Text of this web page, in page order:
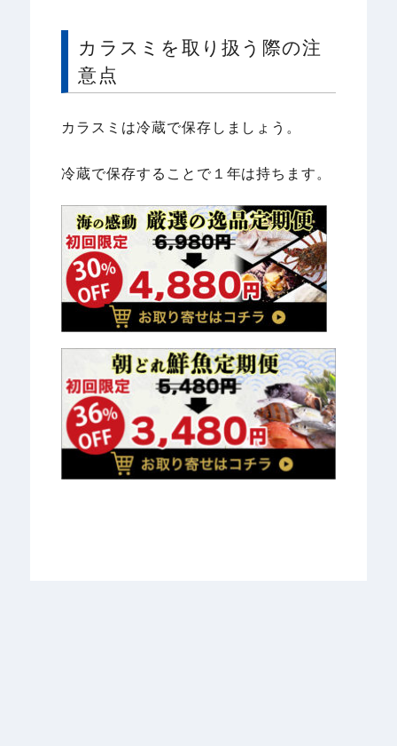
カラスミを取り扱う際の注
意点
カラスミは冷蔵で保存しましょう。
冷蔵で保存することで１年は持ちます。